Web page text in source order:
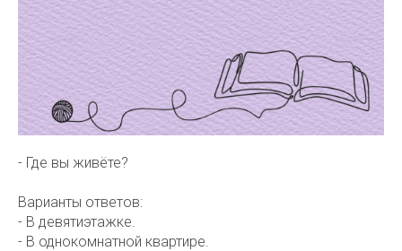
- Где вы живёте?
Варианты ответов:
- В девятиэтажке.
- В однокомнатной квартире.